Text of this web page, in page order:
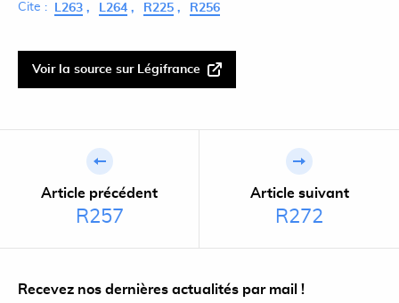
Cite : L263 L264 R225 R256
Voir la source sur Légifrance
Article précédent
R257
Article suivant
R272
Recevez nos dernières actualités par mail !